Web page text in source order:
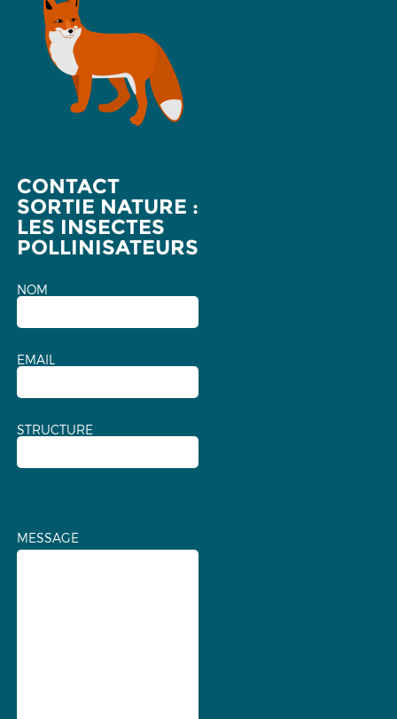
CONTACT
SORTIE NATURE :
LES INSECTES
POLLINISATEURS
NOM
EMAIL
STRUCTURE
MESSAGE